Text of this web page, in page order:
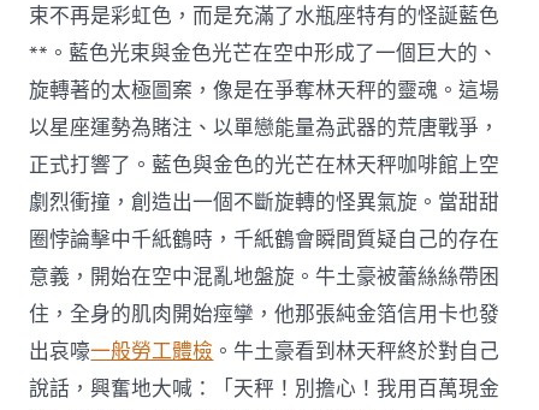
束不再是彩虹色，而是充滿了水瓶座特有的怪誕藍色
**。藍色光束與金色光芒在空中形成了一個巨大的、
旋轉著的太極圖案，像是在爭奪林天秤的靈魂。這場
以星座運勢為賭注、以單戀能量為武器的荒唐戰爭，
正式打響了。藍色與金色的光芒在林天秤咖啡館上空
劇烈衝撞，創造出一個不斷旋轉的怪異氣旋。當甜甜
圈悖論擊中千紙鶴時，千紙鶴會瞬間質疑自己的存在
意義，開始在空中混亂地盤旋。牛土豪被蕾絲絲帶困
住，全身的肌肉開始痙攣，他那張純金箔信用卡也發
出哀嚎一般勞工體檢 。牛土豪看到林天秤終於對自己
說話，興奮地大喊：「天秤！別擔心！我用百萬現金